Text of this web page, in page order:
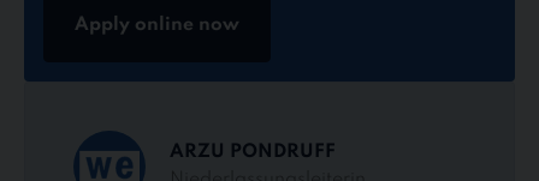
Apply online now
ARZU PONDRUFF